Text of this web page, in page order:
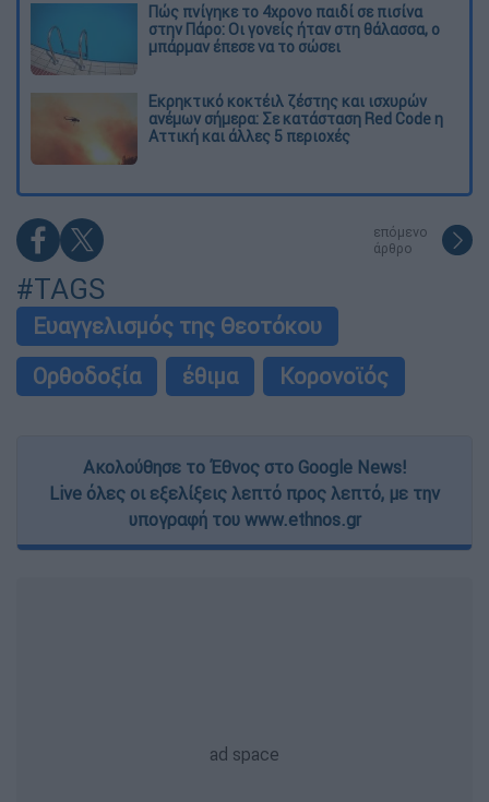
Πώς πνίγηκε το 4χρονο παιδί σε πισίνα
στην Πάρο: Οι γονείς ήταν στη θάλασσα, ο
μπάρμαν έπεσε να το σώσει
Εκρηκτικό κοκτέιλ ζέστης και ισχυρών
ανέμων σήμερα: Σε κατάσταση Red Code η
Αττική και άλλες 5 περιοχές
επόμενο
άρθρο
#TAGS
Ευαγγελισμός της Θεοτόκου
Ορθοδοξία
έθιμα Κορονοϊός
Ακολούθησε το Έθνος στο Google News!
Live όλες οι εξελίξεις λεπτό προς λεπτό, με την
υπογραφή του www.ethnos.gr